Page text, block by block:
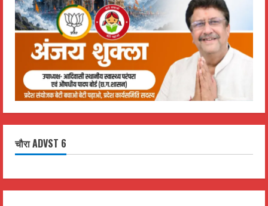
चौरा ADVST 6